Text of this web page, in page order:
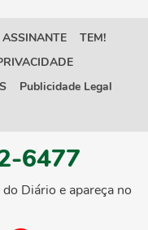
TEM!
Publicidade Legal
6477
Diário e apareça no